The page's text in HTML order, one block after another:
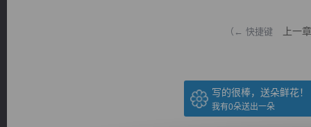
（← 快捷键 上一章
写的很棒，送朵鲜花！
我有0朵送出一朵